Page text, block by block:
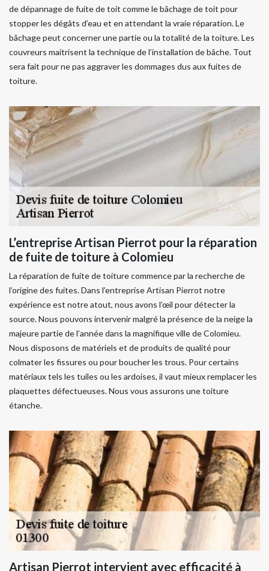
de dépannage de fuite de toit comme le bâchage de toit pour
stopper les dégâts d’eau et en attendant la vraie réparation. Le
bâchage peut concerner une partie ou la totalité de la toiture. Les
couvreurs maitrisent la technique de l’installation de bâche. Tout
sera fait pour ne pas aggraver les dommages dus aux fuites de
toiture.
L’entreprise Artisan Pierrot pour la réparation
de fuite de toiture à Colomieu
La réparation de fuite de toiture commence par la recherche de
l’origine des fuites. Dans l’entreprise Artisan Pierrot notre
expérience est notre atout, nous avons l’œil pour détecter la
source. Nous pouvons intervenir malgré la présence de la neige la
majeure partie de l’année dans la magnifique ville de Colomieu.
Nous disposons de matériels et de produits de qualité pour
colmater les fissures ou pour boucher les trous. Pour certains
matériaux tels les tuiles ou les ardoises, il vaut mieux remplacer les
plaquettes défectueuses. Nous vous assurons une toiture
étanche.
Artisan Pierrot intervient avec efficacité à